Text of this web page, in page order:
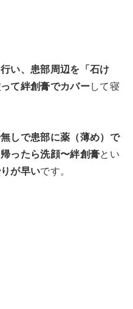
い、患部周辺を「石け
て絆創膏でカバーして寝
しで患部に薬（薄め）で
ったら洗顔〜絆創膏とい
が早いです。